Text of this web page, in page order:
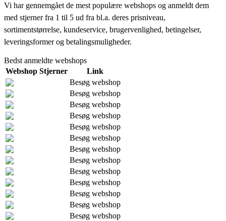
Vi har gennemgået de mest populære webshops og anmeldt dem
med stjerner fra 1 til 5 ud fra bl.a. deres prisniveau,
sortimentstørrelse, kundeservice, brugervenlighed, betingelser,
leveringsformer og betalingsmuligheder.
Bedst anmeldte webshops
Webshop Stjerner
Link
Besøg webshop
Besøg webshop
Besøg webshop
Besøg webshop
Besøg webshop
Besøg webshop
Besøg webshop
Besøg webshop
Besøg webshop
Besøg webshop
Besøg webshop
Besøg webshop
Besøg webshop